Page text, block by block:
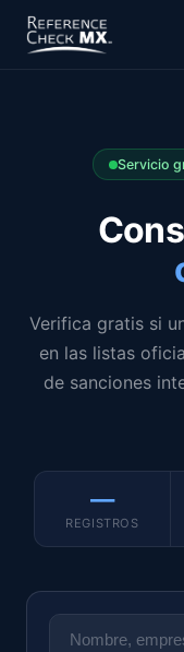
Servicio
Verifica gratis si
en laslistas
de sanciones
—
REGISTROS